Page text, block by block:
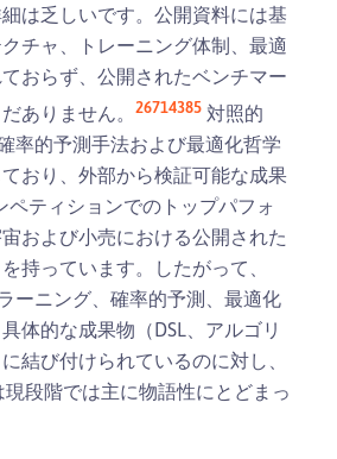
は乏しいです。公開資料には基
チャ、トレーニング体制、最適
おらず、公開されたベンチマー
ありません。 26714385 対照的
率的予測手法および最適化哲学
おり、外部から検証可能な成果
ペティションでのトップパフォ
および小売における公開された
持っています。したがって、
ーニング、確率的予測、最適化
体的な成果物（DSL、アルゴリ
結び付けられているのに対し、
段階では主に物語性にとどまっ